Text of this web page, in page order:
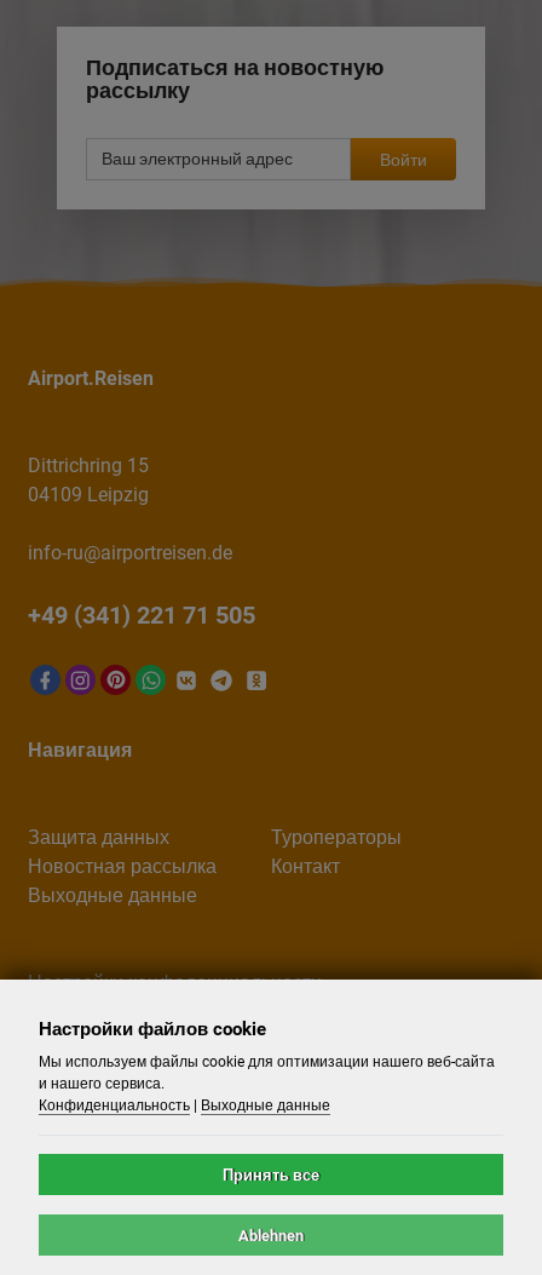
Подписаться на новостную
рассылку
Войти
Airport.Reisen
Dittrichring 15
04109 Leipzig
info-ru@airportreisen.de
+49 (341) 221 71 505
Навигация
Защита данных
Туроператоры
Новостная рассылка
Контакт
Выходные данные
Настройки конфеденциальности
Поиск
Настройки файлов cookie
Мы используем файлы cookie для оптимизации нашего веб-сайта
и нашего сервиса.
Конфиденциальность
Выходные данные
Принять все
Ablehnen